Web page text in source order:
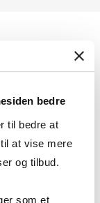
bedre
til bedre at
at vise mere
og tilbud.
som et